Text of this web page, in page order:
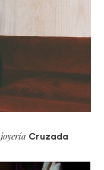
joyería Cruzada